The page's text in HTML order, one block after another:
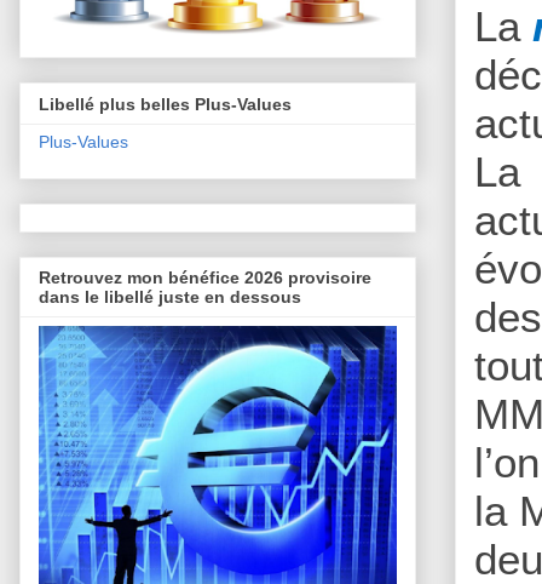
La
la
Libellé plus belles Plus-Values
Plus-Values
Retrouvez mon bénéfice 2026 provisoire
dans le libellé juste en dessous